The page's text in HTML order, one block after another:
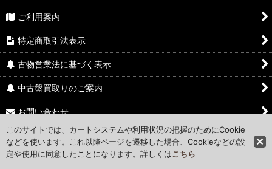
ご利用案内
特定商取引法表示
古物営業法に基づく表示
中古盤買取りのご案内
お問い合わせ
Access Map
このサイトでは、カートシステムや利用状況の把握のためにCookie
などを使います。これ以降ページを遷移した場合、Cookieなどの設
定や使用に同意したことになります。詳しくはこちら